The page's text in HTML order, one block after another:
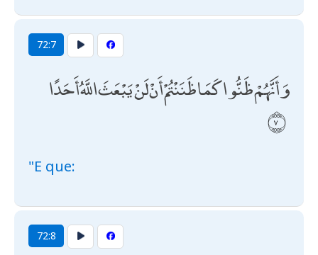
72:7
وَأَنَّهُمْ ظَنُّوا كَمَا ظَنَنْتُمْ أَنْ لَنْ يَبْعَثَ اللَّهُ أَحَدًا
"E que:
72:8